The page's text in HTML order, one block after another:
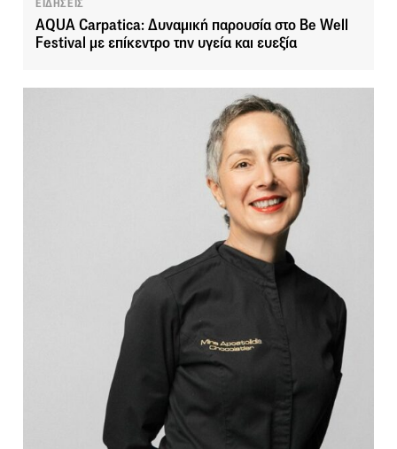
ΕΙΔΗΣΕΙΣ
AQUA Carpatica: Δυναμική παρουσία στο Be Well
Festival με επίκεντρο την υγεία και ευεξία